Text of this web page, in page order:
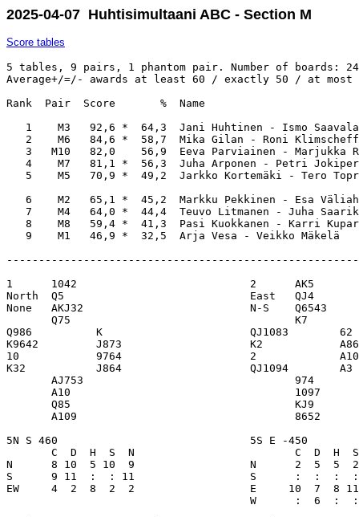
2025-04-07 Huhtisimultaani ABC - Section M
Score tables
5 tables, 9 pairs, 1 phantom pair. Number of boards:
Average+/=/- awards at least 60 / exactly 50 / at most
Rank  Pair  Score       %  Name
1    M3   92,6 *  64,3  Jani Huhtinen -
2    M6   84,6 *  58,7  Mika Gilan - Roni
3   M10   82,0    56,9  Eeva Parviainen - Marjukka
4    M7   81,1 *  56,3  Juha Arponen - Petri
5    M5   70,9 *  49,2  Jarkko Kortemäki
6    M2   65,1 *  45,2  Markku Pekkinen -
7    M4   64,0 *  44,4  Teuvo Litmanen -
8    M8   59,4 *  41,3  Pasi Kuokkanen - Karri